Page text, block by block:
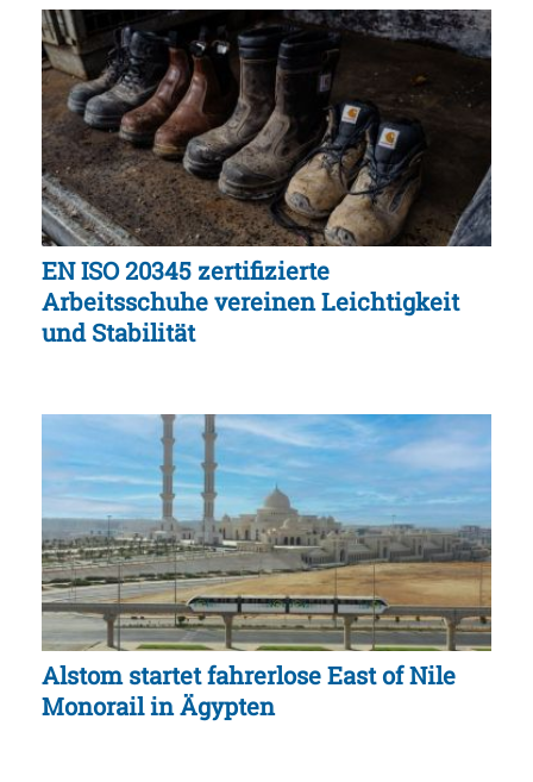
EN ISO 20345 zertifizierte
Arbeitsschuhe vereinen Leichtigkeit
und Stabilität
Alstom startet fahrerlose East of Nile
Monorail in Ägypten